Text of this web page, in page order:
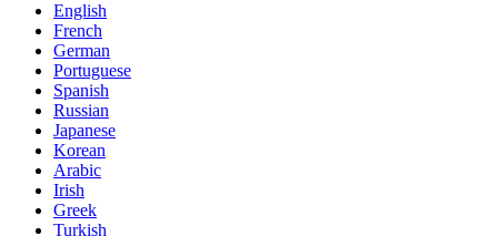
English
French
German
Portuguese
Spanish
Russian
Japanese
Korean
Arabic
Irish
Greek
Turkish